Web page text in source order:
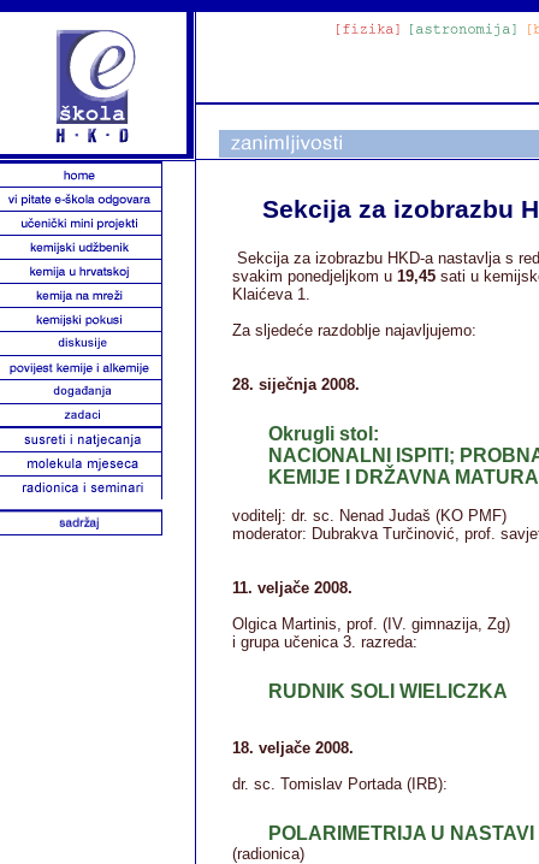
Sekcija za izobrazbu
Sekcija za izobrazbu HKD-a nastavlja s
svakim ponedjeljkom u 19,45 sati u
Klaićeva 1.
Za sljedeće razdoblje najavljujemo:
28. siječnja 2008.
Okrugli stol:
NACIONALNI ISPITI;
KEMIJE I DRŽAVNA
voditelj: dr. sc. Nenad Judaš (KO PMF)
moderator: Dubrakva Turčinović, prof.
11. veljače 2008.
Olgica Martinis, prof. (IV. gimnazija, Zg)
i grupa učenica 3. razreda:
RUDNIK SOLI WIELICZKA
18. veljače 2008.
dr. sc. Tomislav Portada (IRB):
POLARIMETRIJA U
(radionica)